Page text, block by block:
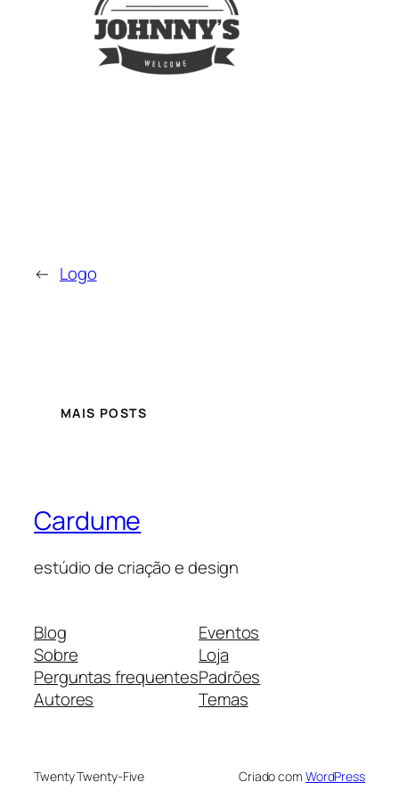
← Logo
MAIS POSTS
Cardume
estúdio de criação e design
Blog
Sobre
Perguntas frequentes
Autores
Eventos
Loja
Padrões
Temas
Twenty Twenty-Five Criado com WordPress